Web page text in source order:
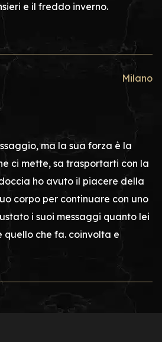
e il freddo inverno.
Milano
ma la sua forza è la
ci mette, sa trasportarti con la
ho avuto il piacere della
corpo per continuare con uno
i suoi messaggi quanto lei
quello che fa. coinvolta e